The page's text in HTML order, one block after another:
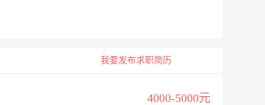
我要发布求职简历
4000-5000元